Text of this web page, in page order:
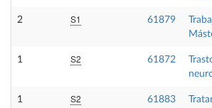
2 S1 61879
1 S2 61872
1 S2 61883